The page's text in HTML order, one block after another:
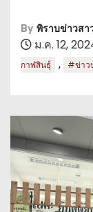
By พิราบข่าวสา
ม.ค. 12,
กาฬสินธุ์
, #ข่าว